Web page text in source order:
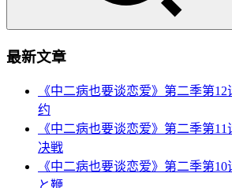
最新文章
《中二病也要谈恋爱》第二季第
约
《中二病也要谈恋爱》第二季第
决戦
《中二病也要谈恋爱》第二季第